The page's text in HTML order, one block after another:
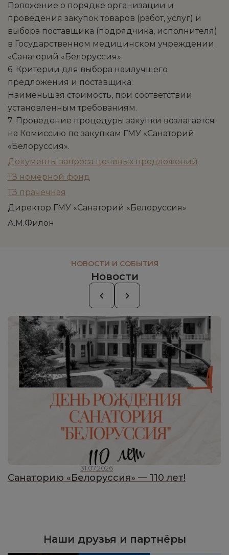
Положение о порядке организации и
проведения закупок товаров (работ, услуг) и
выбора поставщика (подрядчика, исполнителя)
в Государственном медицинском учреждении
«Санаторий «Белоруссия».
6. Критерии для выбора наилучшего
предложения и поставщика:
Наименьшая стоимость, при соответствии
установленным требованиям.
7. Проведение процедуры закупки возлагается
на Комиссию по закупкам ГМУ «Санаторий
«Белоруссия».
Документы запроса ценовых предложений
ТЗ номерной фонд
ТЗ прачечная
Директор ГМУ «Санаторий «Белоруссия»
А.М.Филон
НОВОСТИ И СОБЫТИЯ
Новости
31.07.2026
Санаторию «Белоруссия» — 110 лет!
Наши друзья и партнёры